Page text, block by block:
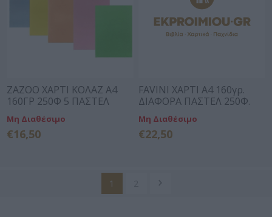
ZAZOO ΧΑΡΤΙ ΚΟΛΑΖ Α4
160ΓΡ 250Φ 5 ΠΑΣΤΕΛ
ΧΡΩΜΑΤΑ
Μη Διαθέσιμο
€16,50
FAVINI ΧΑΡΤΙ Α4 160γρ.
ΔΙΑΦΟΡΑ ΠΑΣΤΕΛ 250Φ.
Μη Διαθέσιμο
€22,50
1